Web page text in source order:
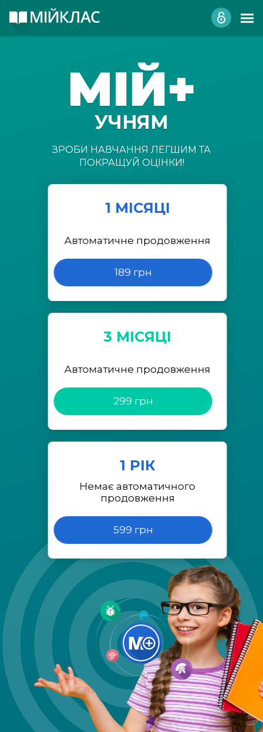
МІЙ+
УЧНЯМ
ЗРОБИ НАВЧАННЯ ЛЕГШИМ ТА
ПОКРАЩУЙ ОЦІНКИ!
1 МІСЯЦІ
Автоматичне продовження
189 грн
3 МІСЯЦІ
Автоматичне продовження
299 грн
1 РІК
Немає автоматичного
продовження
599 грн